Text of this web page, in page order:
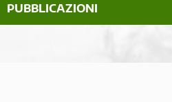
PUBBLICAZIONI